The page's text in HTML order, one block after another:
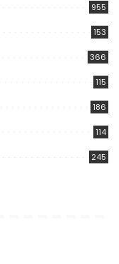
955
153
366
115
186
114
245